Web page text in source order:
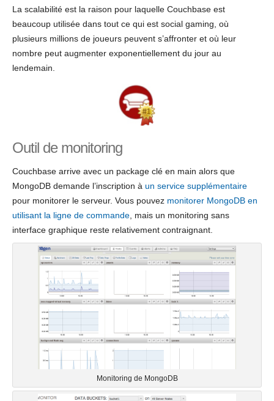
La scalabilité est la raison pour laquelle Couchbase est
beaucoup utilisée dans tout ce qui est social gaming, où
plusieurs millions de joueurs peuvent s’affronter et où leur
nombre peut augmenter exponentiellement du jour au
lendemain.
Outil de monitoring
Couchbase arrive avec un package clé en main alors que
MongoDB demande l’inscription à un service supplémentaire
pour monitorer le serveur. Vous pouvez monitorer MongoDB en
utilisant la ligne de commande , mais un monitoring sans
interface graphique reste relativement contraignant.
Monitoring de MongoDB